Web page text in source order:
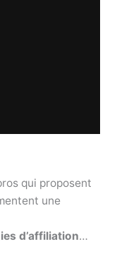
qui proposent
une
d’affiliation…